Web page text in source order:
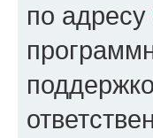
по адресу